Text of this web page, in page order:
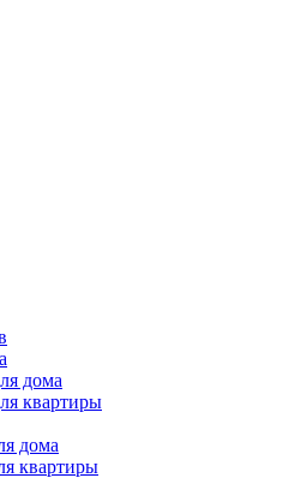
дома
квартиры
дома
квартиры